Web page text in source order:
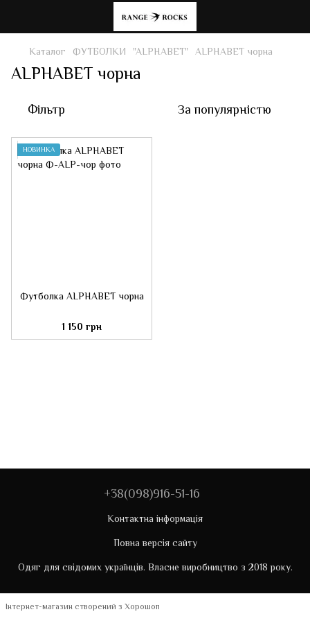
Каталог ФУТБОЛКИ "ALPHABET" ALPHABET чорна
ALPHABET чорна
Фільтр За популярністю
НОВИНКА
Футболка ALPHABET чорна
1 150 грн
+38(098)916-51-16
Контактна інформація
Повна версія сайту
Одяг для свідомих українців. Власне виробництво з 2018 року.
Інтернет-магазин створений з Хорошоп